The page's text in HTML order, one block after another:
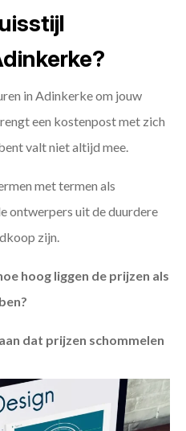
in Adinkerke om jouw
een kostenpost met zich
valt niet altijd mee.
met termen als
ontwerpers uit de duurdere
zijn.
hoog liggen de prijzen als
dat prijzen schommelen